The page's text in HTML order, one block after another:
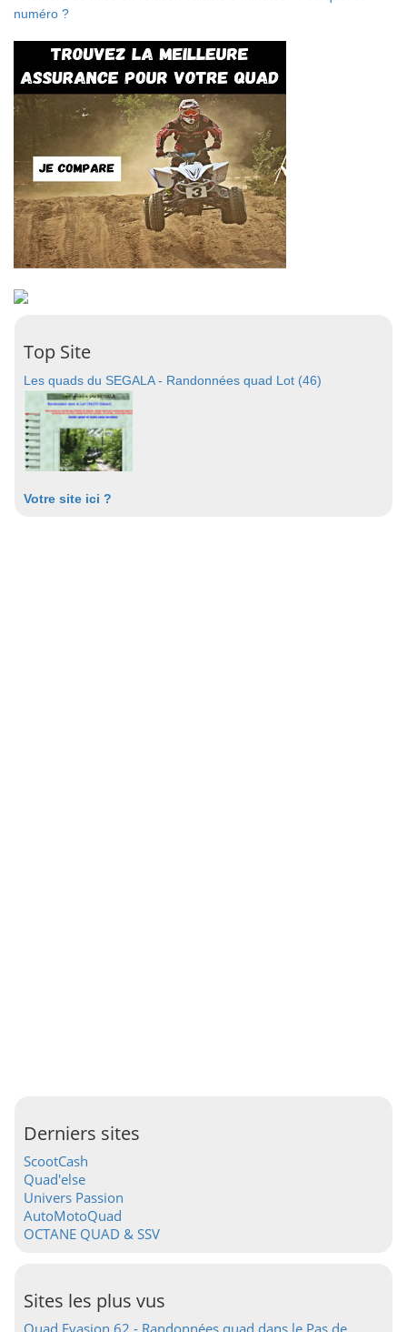
numéro ?
Top Site
Les quads du SEGALA - Randonnées quad Lot (46)
Votre site ici ?
Derniers sites
ScootCash
Quad'else
Univers Passion
AutoMotoQuad
OCTANE QUAD & SSV
Sites les plus vus
Quad Evasion 62 - Randonnées quad dans le Pas de